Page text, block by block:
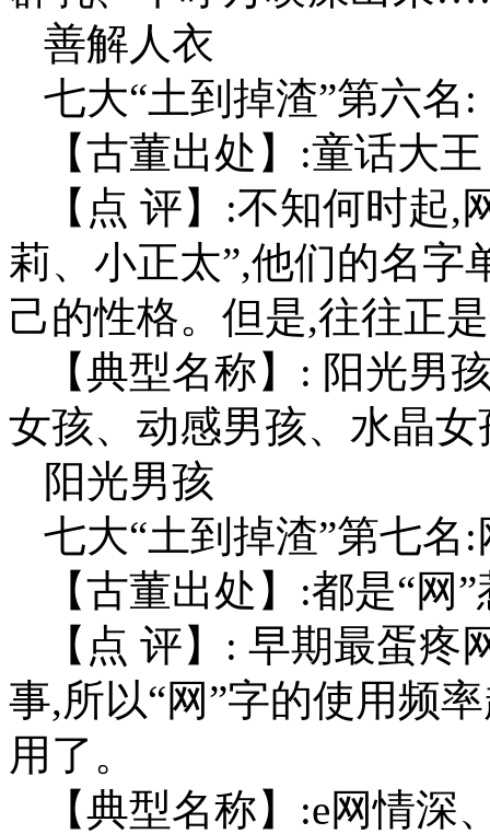
善解人衣
七大“土到掉渣”第六名
【古董出处】:童话大王
【点 评】:不知何时起
莉、小正太”,他们的名字
己的性格。但是,往往正
【典型名称】: 阳光男
女孩、动感男孩、水晶
阳光男孩
七大“土到掉渣”第七名
【古董出处】:都是“网
【点 评】: 早期最蛋
事,所以“网”字的使用频
用了。
【典型名称】:e网情